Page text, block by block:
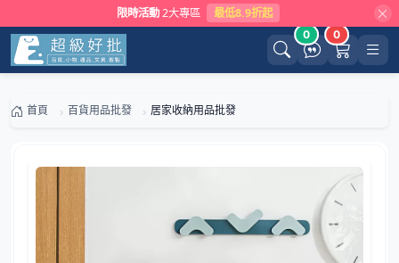
限時活動 2大專區 最低8.9折起
0 0
首頁 百貨用品批發 居家收納用品批發